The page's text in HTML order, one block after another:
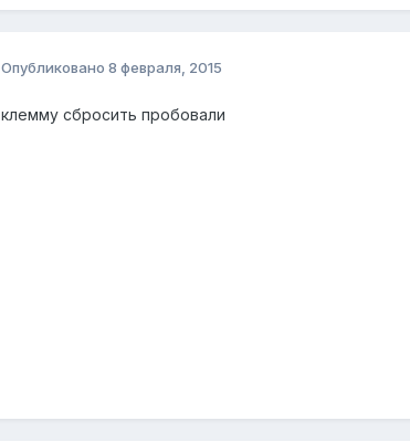
Опубликовано 8 февраля, 2015
клемму сбросить пробовали